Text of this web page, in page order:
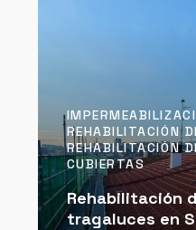
REHABILITACIÓN
REHABILITACIÓN
CUBIERTAS
Rehabilitación
tragaluces en